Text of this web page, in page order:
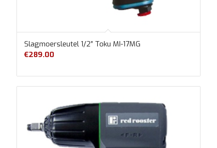
Slagmoersleutel 1/2″ Toku MI-17MG
€289.00